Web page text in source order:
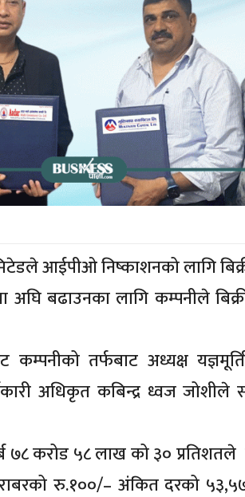
आईपीओ निष्काशनको लागि
बढाउनका लागि कम्पनीले
तर्फबाट अध्यक्ष
अधिकृत कबिन्द्र ध्वज जोशीले
७८ करोड ५८ लाख को ३०
रु.१००/– अंकित दरको